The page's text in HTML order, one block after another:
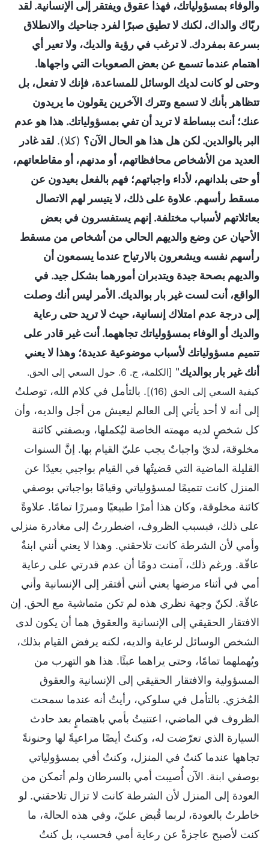
والوفاء بمسؤولياتك، فهذا عقوق ويفتقر إلى الإنسانية. لقد
ربّاك والداك، لكنك لا تطيق صبرًا لفرد جناحيك والانطلاق
بسرعة بمفردك. لا ترغب في رؤية والديك، ولا تعير أي
اهتمام عندما تسمع عن بعض الصعوبات التي واجهاها.
وحتى لو كانت لديك الوسائل للمساعدة، فإنك لا تفعل، بل
تتظاهر بأنك لا تسمع وتترك الآخرين يقولون ما يريدون
عنك؛ أنت ببساطة لا تريد أن تفي بمسؤولياتك. هذا هو عدم
البر بالوالدين. لكن هل هذا هو الحال الآن؟ (كلا). لقد غادر
العديد من الأشخاص محافظاتهم، أو مدنهم، أو مقاطعاتهم،
أو حتى بلدانهم، لأداء واجباتهم؛ فهم بالفعل بعيدون عن
مسقط رأسهم. علاوة على ذلك، لا يتيسر لهم الاتصال
بعائلاتهم لأسباب مختلفة. إنهم يستفسرون في بعض
الأحيان عن وضع والديهم الحالي من أشخاص من مسقط
رأسهم نفسه ويشعرون بالارتياح عندما يسمعون أن
والديهم بصحة جيدة ويتدبران أمورهما بشكل جيد. في
الواقع، أنت لست غير بار بوالديك. الأمر ليس أنك وصلت
إلى درجة عدم امتلاك إنسانية، حيث لا تريد حتى رعاية
والديك أو الوفاء بمسؤولياتك تجاههما. أنت غير قادر على
تتميم مسؤولياتك لأسباب موضوعية عديدة؛ وهذا لا يعني
أنك غير بار بوالديك"
[الكلمة، ج. 6. حول السعي إلى الحق.
كيفية السعي إلى الحق (16)]
. بالتأمل في كلام الله، توصلتُ
إلى أنه لا أحد يأتي إلى العالم ليعيش من أجل والديه، وأن
كل شخصٍ لديه مهمته الخاصة ليُكملها، وبصفتي كائنة
مخلوقة، لديّ واجباتٌ يجب عليّ القيام بها. إنَّ السنوات
القليلة الماضية التي قضيتُها في القيام بواجبي بعيدًا عن
المنزل كانت تتميمًا لمسؤولياتي وقيامًا بواجباتي بوصفي
كائنة مخلوقة، وكان هذا أمرًا طبيعيًا ومبررًا تمامًا. علاوةً
على ذلك، فبسبب الظروف، اضطررتُ إلى مغادرة منزلي
وأمي لأن الشرطة كانت تلاحقني. وهذا لا يعني أنني ابنةٌ
عاقّة. ورغم ذلك، آمنت دومًا أن عدم قدرتي على رعاية
أمي في أثناء مرضها يعني أنني أفتقر إلى الإنسانية وأني
عاقّة. لكنّ وجهة نظري هذه لم تكن متماشية مع الحق. إن
الافتقار الحقيقي إلى الإنسانية والعقوق هما أن يكون لدى
الشخص الوسائل لرعاية والديه، لكنه يرفض القيام بذلك،
ويُهملهما تمامًا، وحتى يراهما عبئًا. هذا هو التهرب من
المسؤولية والافتقار الحقيقي إلى الإنسانية والعقوق
المُخزي. بالتأمل في سلوكي، رأيتُ أنه عندما سمحت
الظروف في الماضي، اعتنيتُ بأمي باهتمامٍ بعد حادث
السيارة الذي تعرّضت له، وكنتُ أيضًا مراعيةً لها وحنونةً
تجاهها عندما كنتُ في المنزل، وكنتُ أفي بمسؤولياتي
بوصفي ابنة. الآن أُصيبت أمي بالسرطان ولم أتمكن من
العودة إلى المنزل لأن الشرطة كانت لا تزال تلاحقني. لو
خاطرتُ بالعودة، لربما قُبض عليّ، وفي هذه الحالة، ما
كنت لأصبح عاجزةً عن رعاية أمي فحسب، بل كنتُ